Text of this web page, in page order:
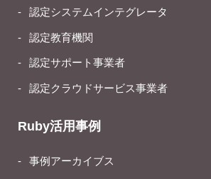
認定システムインテグレータ
認定教育機関
認定サポート事業者
認定クラウドサービス事業者
Ruby活用事例
事例アーカイブス